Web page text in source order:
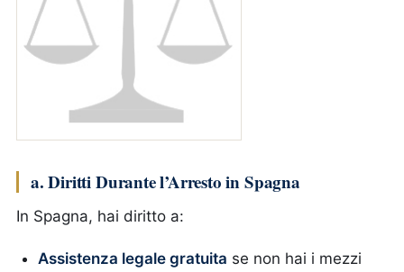
a. Diritti Durante l’Arresto in Spagna
In Spagna, hai diritto a:
Assistenza legale gratuita se non hai i mezzi